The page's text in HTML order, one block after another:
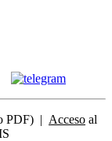
PDF) | Acceso al